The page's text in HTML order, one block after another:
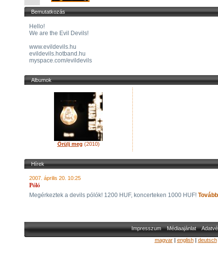
Bemutatkozás
Hello!
We are the Evil Devils!
www.evildevils.hu
evildevils.hotband.hu
myspace.com/evildevils
Albumok
Őrülj meg (2010)
Hírek
2007. április 20. 10:25
Póló
Megérkeztek a devils pólók! 1200 HUF, koncerteken 1000 HUF! Tovább
Impresszum Médiaajánlat
magyar| english| deutsch